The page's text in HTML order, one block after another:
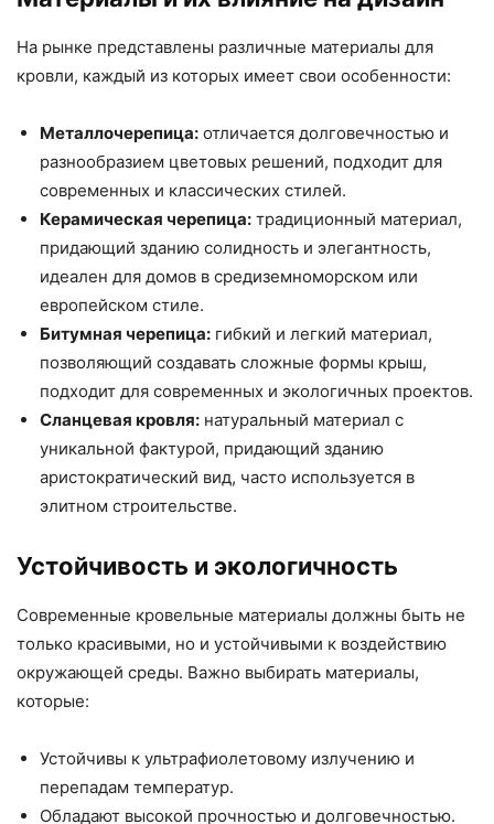
На рынке представлены различные материалы для
кровли, каждый из которых имеет свои особенности:
Металлочерепица: отличается долговечностью и
разнообразием цветовых решений, подходит для
современных и классических стилей.
Керамическая черепица: традиционный материал,
придающий зданию солидность и элегантность,
идеален для домов в средиземноморском или
европейском стиле.
Битумная черепица: гибкий и легкий материал,
позволяющий создавать сложные формы крыш,
подходит для современных и экологичных проектов.
Сланцевая кровля: натуральный материал с
уникальной фактурой, придающий зданию
аристократический вид, часто используется в
элитном строительстве.
Устойчивость и экологичность
Современные кровельные материалы должны быть не
только красивыми, но и устойчивыми к воздействию
окружающей среды. Важно выбирать материалы,
которые:
Устойчивы к ультрафиолетовому излучению и
перепадам температур.
Обладают высокой прочностью и долговечностью.